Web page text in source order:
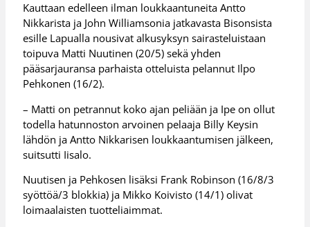
Kauttaan edelleen ilman loukkaantuneita Antto
Nikkarista ja John Williamsonia jatkavasta Bisonsista
esille Lapualla nousivat alkusyksyn sairasteluistaan
toipuva Matti Nuutinen (20/5) sekä yhden
pääsarjauransa parhaista otteluista pelannut Ilpo
Pehkonen (16/2).
– Matti on petrannut koko ajan peliään ja Ipe on ollut
todella hatunnoston arvoinen pelaaja Billy Keysin
lähdön ja Antto Nikkarisen loukkaantumisen jälkeen,
suitsutti Iisalo.
Nuutisen ja Pehkosen lisäksi Frank Robinson (16/8/3
syöttöä/3 blokkia) ja Mikko Koivisto (14/1) olivat
loimaalaisten tuotteliaimmat.